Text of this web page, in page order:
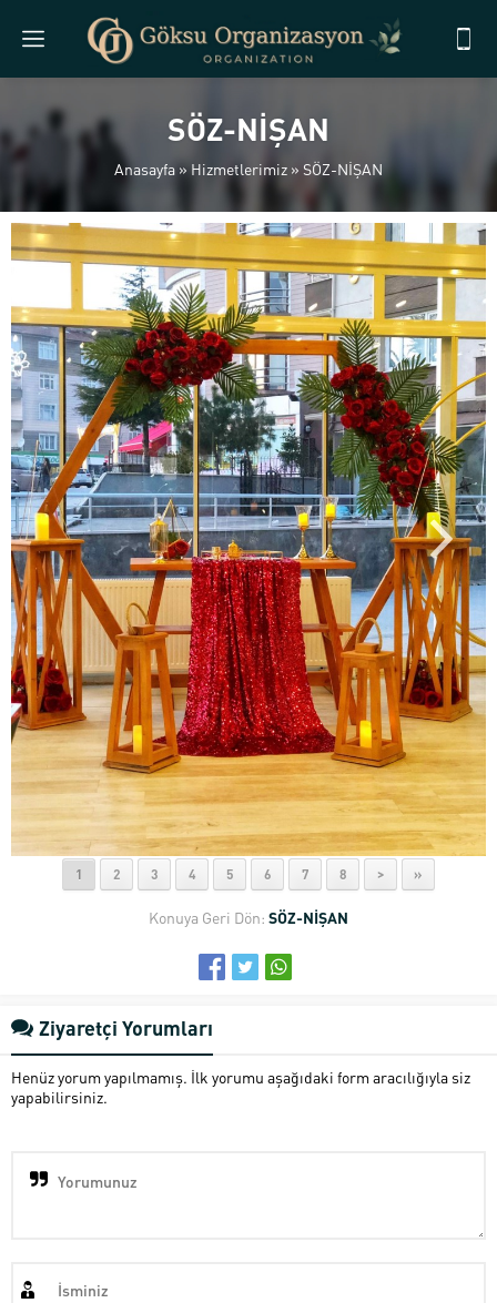
SÖZ-NİŞAN
Anasayfa »Hizmetlerimiz » SÖZ-NİŞAN
1 2 3 4 5 6 7 8 > »
Konuya Geri Dön: SÖZ-NİŞAN
Ziyaretçi Yorumları
Henüz yorum yapılmamış. İlk yorumu aşağıdaki form aracılığıyla siz
yapabilirsiniz.